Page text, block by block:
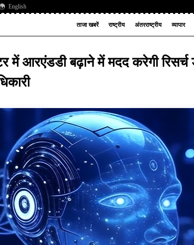
English
ताजा खबरें राष्ट्रीय अंतरराष्ट्रीय व्यापार
में आरएंडडी बढ़ाने में मदद करेगी